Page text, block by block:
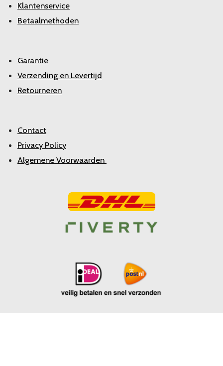
Klantenservice
Betaalmethoden
Garantie
Verzending en Levertijd
Retourneren
Contact
Privacy Policy
Algemene Voorwaarden